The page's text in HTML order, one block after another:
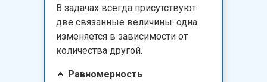
В задачах всегда присутствуют
две связанные величины: одна
изменяется в зависимости от
количества другой.
🔹 Равномерность